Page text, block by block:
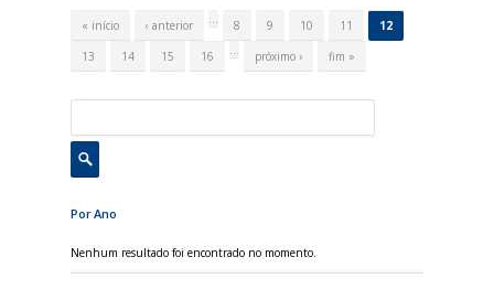
s
« início ‹ anterior 8 9 10 11
12
13
14 15 16 próximo › fim »
Por Ano
Nenhum resultado foi encontrado no momento.